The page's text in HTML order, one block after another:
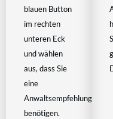
blauen Button
im rechten
unteren Eck
und wählen
aus, dass Sie
eine
Anwaltsempfehlung
benötigen.